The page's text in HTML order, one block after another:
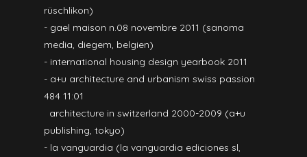
rüschlikon)
- gael maison n.08 novembre 2011 (sanoma
media, diegem, belgien)
- international housing design yearbook 2011
- a+u architecture and urbanism swiss passion
484 11:01
architecture in switzerland 2000-2009 (a+u
publishing, tokyo)
- la vanguardia (la vanguardia ediciones sl,